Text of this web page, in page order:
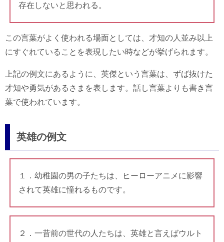
存在しないと思われる。
この言葉がよく使われる場面としては、才知の人並み以上
にすぐれていることを表現したい時などが挙げられます。
上記の例文にあるように、英傑という言葉は、ずば抜けた
才知や勇気があるさまを表します。話し言葉よりも書き言
葉で使われています。
英雄の例文
１．幼稚園の男の子たちは、ヒーローアニメに影響
されて英雄に憧れるものです。
２．一昔前の世代の人たちは、英雄と言えばウルト